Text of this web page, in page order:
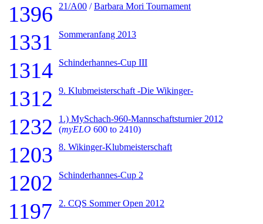
1396 21/A00 /Barbara Mori Tournament
1331 Sommeranfang 2013
1314 Schinderhannes-Cup III
1312 9. Klubmeisterschaft -Die Wikinger-
1232
1.) MySchach-960-Mannschaftsturnier 2012
(myELO 600 to 2410)
1203 8. Wikinger-Klubmeisterschaft
1202 Schinderhannes-Cup 2
1197 2. CQS Sommer Open 2012